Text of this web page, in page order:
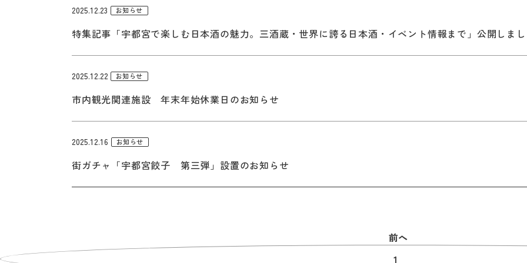
特集記事「宇都宮で楽しむ日本酒の魅力。三酒蔵・世界に誇る日本酒・イベント情報まで」公開しま
2025.12.23 お知らせ
市内観光関連施設 年末年始休業日のお知らせ
2025.12.22 お知らせ
街ガチャ「宇都宮餃子 第三弾」設置のお知らせ
2025.12.16 お知らせ
前へ
1